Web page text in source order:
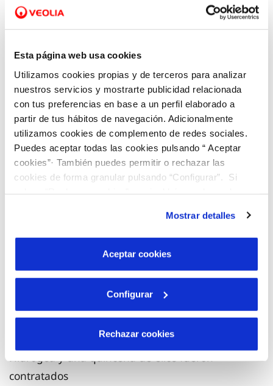
Esta página web usa cookies
Utilizamos cookies propias y de terceros para analizar
nuestros servicios y mostrarte publicidad relacionada
con tus preferencias en base a un perfil elaborado a
partir de tus hábitos de navegación. Adicionalmente
utilizamos cookies de complemento de redes sociales.
Puedes aceptar todas las cookies pulsando “ Aceptar
cookies”· También puedes permitir o rechazar las
cookies de forma granular pulsando “Configurar”. Si
son indispensables para que el sitio web funcione y que
por tanto no se pueden desactivar. Puedes consultar
más información en nuestraPolítica de Cookies
Mostrar detalles
Aceptar cookies
Configurar
Rechazar cookies
Franco, y Sistemas de Información, Fernando
Alcaraz, ha rubricado este martes junto a la rectora
convenio de esta cátedra, que se creó en 2014 y
que codirigen Fernando Cerdán y José María
Carrillo.
El curso de formación se iniciará en enero y
enseñará al alumnado las tecnologías que se
utilizan para la modelización de las redes de
abastecimiento y saneamiento. De entre los
estudiantes que lo cursen serán seleccionados los
con la compañía en estas áreas y en las de
depuración y sensorización. Las becas tendrán una
empresa también se compromete a incorporar
egresados de la Politécnica. Desde 2014, más de
70 estudiantes han disfrutado de becas en
Hidrogea y una quincena de ellos fueron
contratados